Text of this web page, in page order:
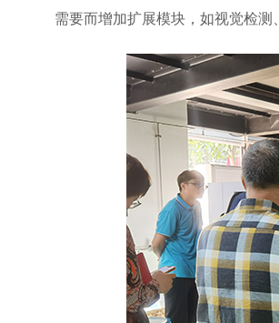
需要而增加扩展模块，如视觉检测